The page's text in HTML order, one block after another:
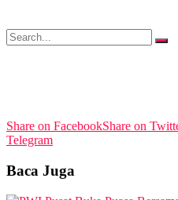
View All Result
Share on FacebookShare on
Telegram
Baca Juga